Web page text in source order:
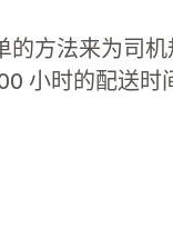
方法来为司机
小时的配送时